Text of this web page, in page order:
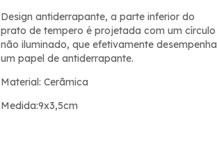
Design antiderrapante, a parte inferior do
prato de tempero é projetada com um círculo
não iluminado, que efetivamente desempenha
um papel de antiderrapante.
Material: Cerãmica
Medida:9x3,5cm